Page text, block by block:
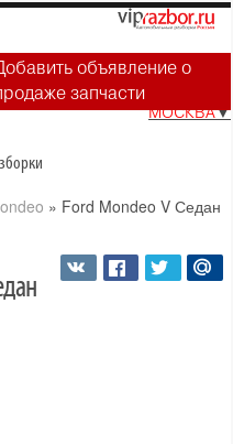
объявление о
запчасти
МОСКВА▼
» Ford Mondeo V Седан